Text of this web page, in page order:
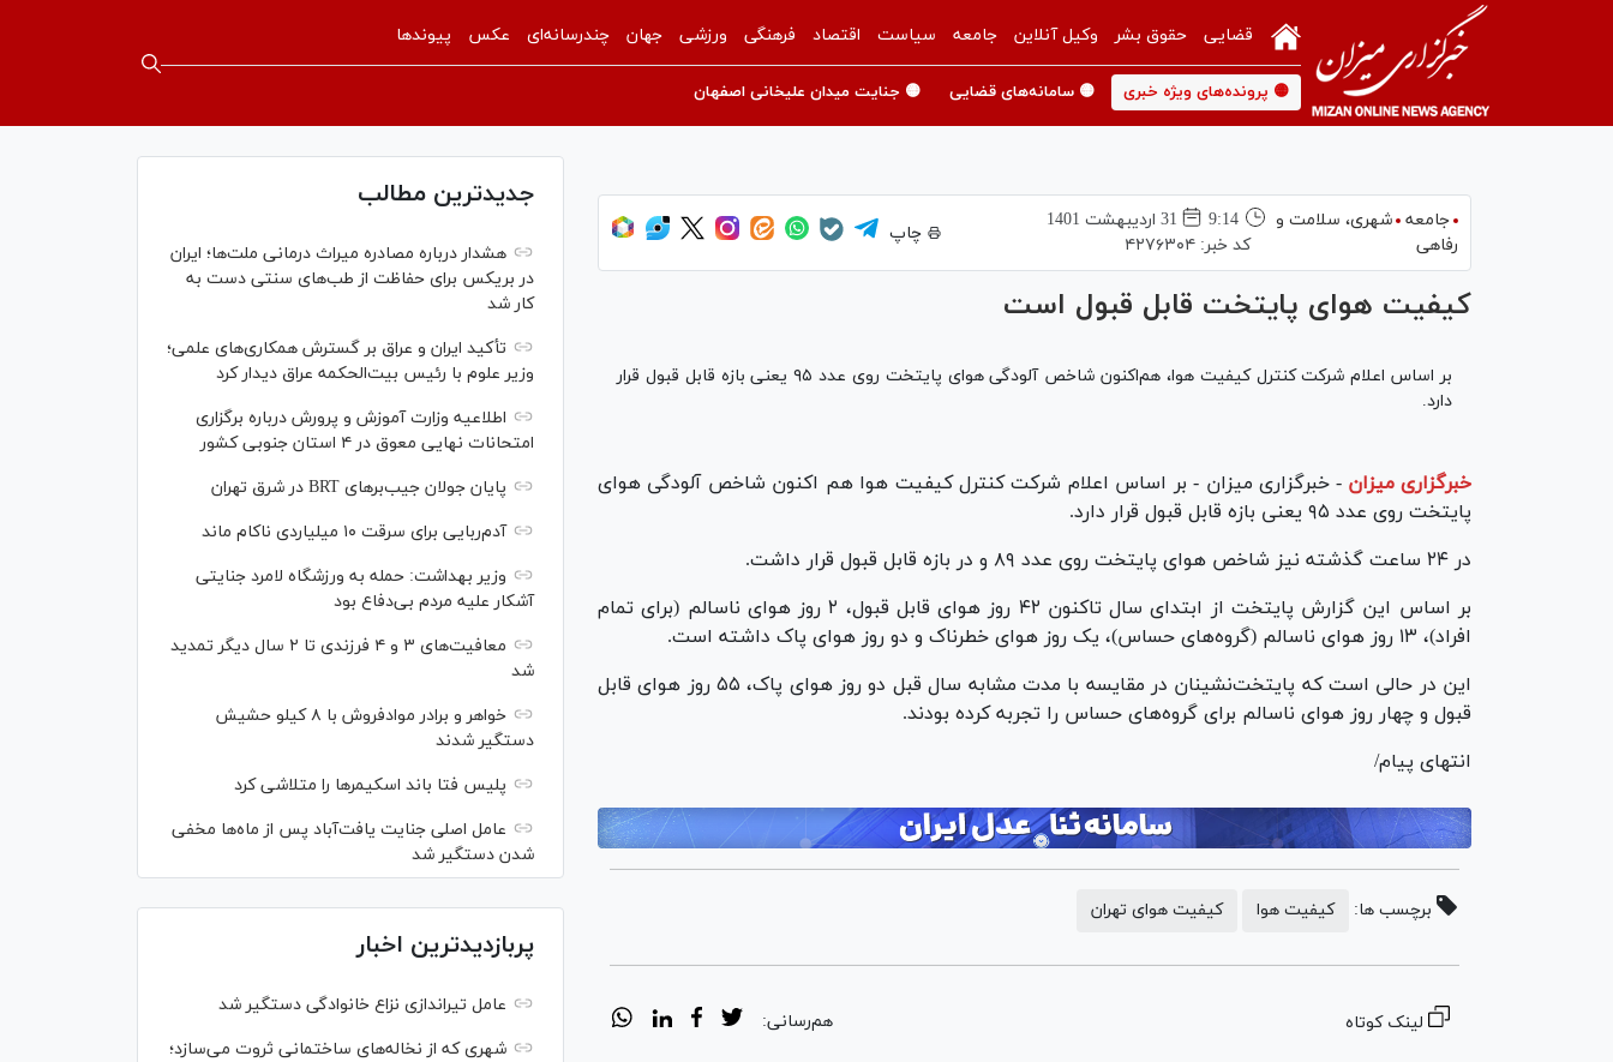
قضایی حقوق بشر وکیل آنلاین جامعه سیاست اقتصاد فرهنگی ورزشی جهان چندرسانه‌ای عکس پیوندها
🟡 پرونده‌های ویژه خبری 🟡 سامانه‌های قضایی 🟡 جنایت میدان علیخانی اصفهان
جامعه شهری،‌ سلامت و
رفاهی
9:14
31 ارديبهشت 1401
کد خبر:۴۲۷۶۳۰۴
چاپ
کیفیت هوای پایتخت قابل قبول است
بر اساس اعلام شرکت کنترل کیفیت هوا، هم‌اکنون شاخص آلودگی هوای پایتخت روی عدد ۹۵ یعنی بازه قابل قبول قرار
دارد.
خبرگزاری میزان - خبرگزاری میزان - بر اساس اعلام شرکت کنترل کیفیت هوا هم اکنون شاخص آلودگی هوای
پایتخت روی عدد ۹۵ یعنی بازه قابل قبول قرار دارد.
در ۲۴ ساعت گذشته نیز شاخص هوای پایتخت روی عدد ۸۹ و در بازه قابل قبول قرار داشت.
بر اساس این گزارش پایتخت از ابتدای سال تاکنون ۴۲ روز هوای قابل قبول، ۲ روز هوای ناسالم (برای تمام
افراد)، ۱۳ روز هوای ناسالم (گروه‌های حساس)، یک روز هوای خطرناک و دو روز هوای پاک داشته است.
این در حالی است که پایتخت‌نشینان در مقایسه با مدت مشابه سال قبل دو روز هوای پاک، ۵۵ روز هوای قابل
قبول و چهار روز هوای ناسالم برای گروه‌های حساس را تجربه کرده بودند.
انتهای پیام/
برچسب ها: کیفیت هوا کیفیت هوای تهران
لینک کوتاه هم‌رسانی:
جدیدترین مطالب
هشدار درباره مصادره میراث درمانی ملت‌ها؛ ایران
در بریکس برای حفاظت از طب‌های سنتی دست به
کار شد
تأکید ایران و عراق بر گسترش همکاری‌های علمی؛
وزیر علوم با رئیس بیت‌الحکمه عراق دیدار کرد
اطلاعیه وزارت آموزش و پرورش درباره برگزاری
امتحانات نهایی معوق در ۴ استان جنوبی کشور
پایان جولان جیب‌بر‌های BRT در شرق تهران
آدم‌ربایی برای سرقت ۱۰ میلیاردی ناکام ماند
وزیر بهداشت: حمله به ورزشگاه لامرد جنایتی
آشکار علیه مردم بی‌دفاع بود
معافیت‌های ۳ و ۴ فرزندی تا ۲ سال دیگر تمدید
شد
خواهر و برادر موادفروش با ۸ کیلو حشیش
دستگیر شدند
پلیس فتا باند اسکیمر‌ها را متلاشی کرد
عامل اصلی جنایت یافت‌آباد پس از ماه‌ها مخفی
شدن دستگیر شد
پربازدیدترین اخبار
عامل تیراندازی نزاع خانوادگی دستگیر شد
شهری که از نخاله‌های ساختمانی ثروت می‌سازد؛